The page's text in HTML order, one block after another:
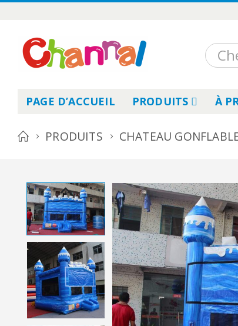
PAGE D’ACCUEIL PRODUITS À
PRODUITS CHATEAU